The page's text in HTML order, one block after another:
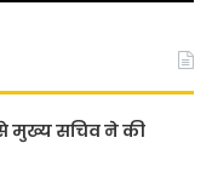
सचिव ने की